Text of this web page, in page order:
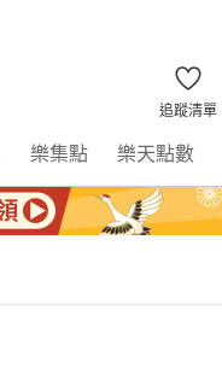
追蹤清單
樂集點 樂天點數